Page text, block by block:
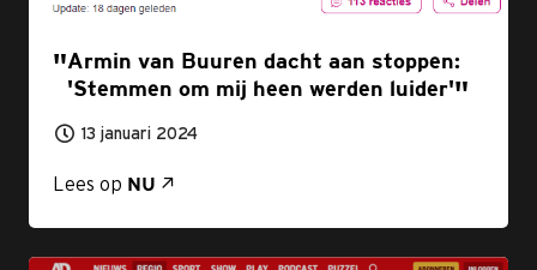
Armin van Buuren dacht aan stoppen:
'Stemmen om mij heen werden luider'
13 januari 2024
Lees op NU